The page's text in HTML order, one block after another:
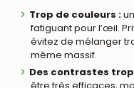
Trop de couleurs :
fatiguant pour l’œil.
évitez de mélanger
même massif.
Des contrastes
être très efficaces,